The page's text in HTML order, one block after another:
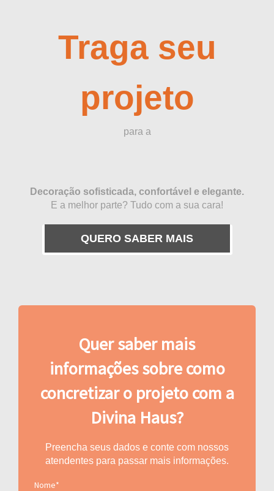
Traga seu
projeto
para a
Decoração sofisticada, confortável e elegante.
E a melhor parte? Tudo com a sua cara!
QUERO SABER MAIS
Quer saber mais
informações sobre como
concretizar o projeto com a
Divina Haus?
Preencha seus dados e conte com nossos
atendentes para passar mais informações.
Nome*